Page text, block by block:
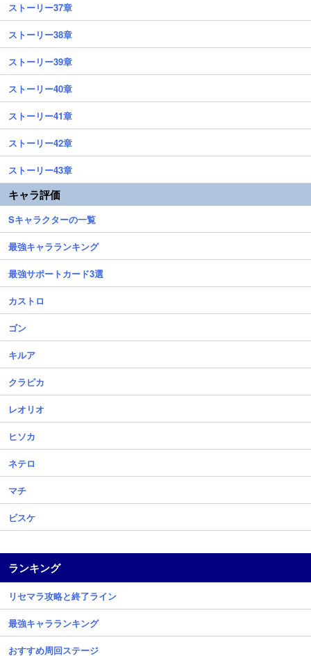
ストーリー37章
ストーリー38章
ストーリー39章
ストーリー40章
ストーリー41章
ストーリー42章
ストーリー43章
キャラ評価
Sキャラクターの一覧
最強キャラランキング
最強サポートカード3選
カストロ
ゴン
キルア
クラピカ
レオリオ
ヒソカ
ネテロ
マチ
ビスケ
ランキング
リセマラ攻略と終了ライン
最強キャラランキング
おすすめ周回ステージ